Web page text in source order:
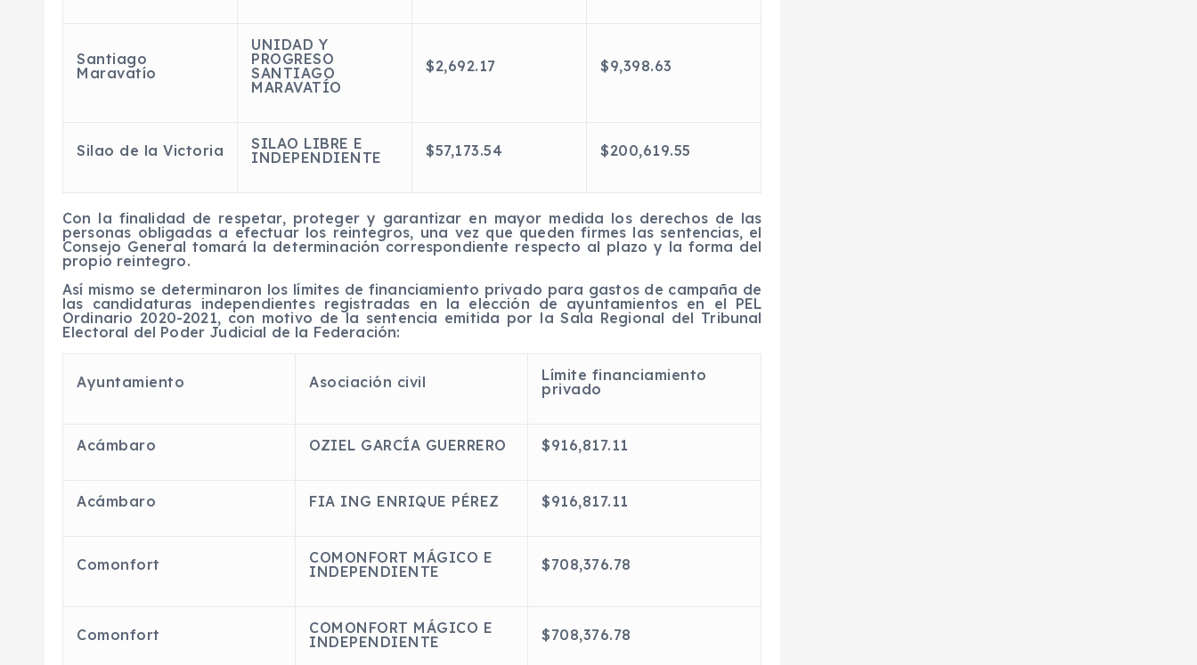
Santiago
Maravatío
UNIDAD Y
PROGRESO
SANTIAGO
MARAVATÍO
$2,692.17 $9,398.63
Silao de la Victoria
SILAO LIBRE E
INDEPENDIENTE
$57,173.54 $200,619.55
Con la finalidad de respetar, proteger y garantizar en mayor medida los derechos de las
personas obligadas a efectuar los reintegros, una vez que queden firmes las sentencias, el
Consejo General tomará la determinación correspondiente respecto al plazo y la forma del
propio reintegro.
Así mismo se determinaron los límites de financiamiento privado para gastos de campaña de
las candidaturas independientes registradas en la elección de ayuntamientos en el PEL
Ordinario 2020-2021, con motivo de la sentencia emitida por la Sala Regional del Tribunal
Electoral del Poder Judicial de la Federación:
Ayuntamiento Asociación civil
Límite financiamiento
privado
Acámbaro OZIEL GARCÍA GUERRERO $916,817.11
Acámbaro FIA ING ENRIQUE PÉREZ $916,817.11
Comonfort
COMONFORT MÁGICO E
INDEPENDIENTE
$708,376.78
Comonfort
COMONFORT MÁGICO E
INDEPENDIENTE
$708,376.78